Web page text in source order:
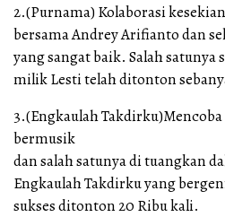
2.(Purnama) Kolaborasi
bersama Andrey Arifianto dan
yang sangat baik. Salah
milik Lesti telah ditonton
3.(Engkaulah
bermusik
dan salah satunya di tuangkan
Engkaulah Takdirku yang
sukses ditonton 20 Ribu kali.